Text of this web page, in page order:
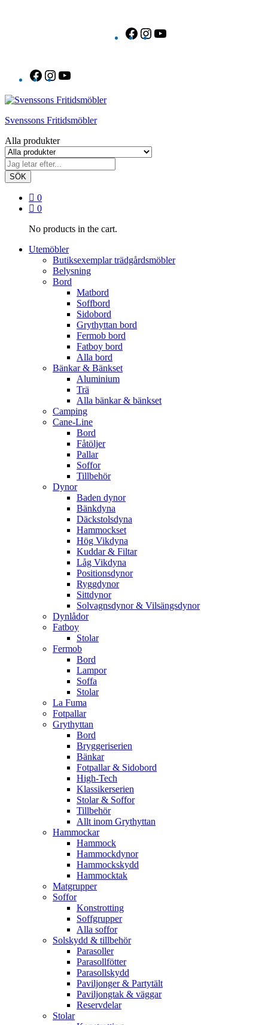
FacebookInstagram
FacebookInstagram
Svenssons Fritidsmöbler
Alla produkter
SÖK
0
0
No products in the cart.
Utemöbler
Butiksexemplar trädgårdsmöbler
Belysning
Bord
Matbord
Soffbord
Sidobord
Grythyttan bord
Fermob bord
Fatboy bord
Alla bord
Bänkar & Bänkset
Aluminium
Trä
Alla bänkar & bänkset
Camping
Cane-Line
Bord
Fåtöljer
Pallar
Soffor
Tillbehör
Dynor
Baden dynor
Bänkdyna
Däckstolsdyna
Hammockset
Hög Vikdyna
Kuddar & Filtar
Låg Vikdyna
Positionsdynor
Ryggdynor
Sittdynor
Solvagnsdynor & Vilsängsdynor
Dynlådor
Fatboy
Stolar
Fermob
Bord
Lampor
Soffa
Stolar
La Fuma
Fotpallar
Grythyttan
Bord
Bryggeriserien
Bänkar
Fotpallar & Sidobord
High-Tech
Klassikerserien
Stolar & Soffor
Tillbehör
Allt inom Grythyttan
Hammockar
Hammock
Hammockdynor
Hammockskydd
Hammocktak
Matgrupper
Soffor
Konstrotting
Soffgrupper
Alla soffor
Solskydd & tillbehör
Parasoller
Parasollfötter
Parasollskydd
Paviljonger & Partytält
Paviljongtak & väggar
Reservdelar
Stolar